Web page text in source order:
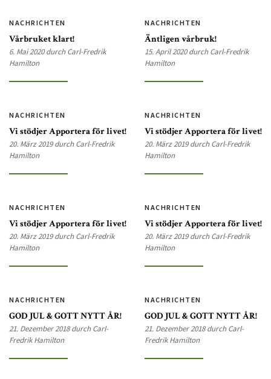
NACHRICHTEN
Vårbruket klart!
6. Mai 2020 durch Carl-Fredrik
Hamilton
NACHRICHTEN
Äntligen vårbruk!
15. April 2020 durch Carl-Fredrik
Hamilton
NACHRICHTEN
Vi stödjer Apportera för livet!
20. März 2019 durch Carl-Fredrik
Hamilton
NACHRICHTEN
Vi stödjer Apportera för livet!
20. März 2019 durch Carl-Fredrik
Hamilton
NACHRICHTEN
Vi stödjer Apportera för livet!
20. März 2019 durch Carl-Fredrik
Hamilton
NACHRICHTEN
Vi stödjer Apportera för livet!
20. März 2019 durch Carl-Fredrik
Hamilton
NACHRICHTEN
GOD JUL & GOTT NYTT ÅR!
21. Dezember 2018 durch Carl-
Fredrik Hamilton
NACHRICHTEN
GOD JUL & GOTT NYTT ÅR!
21. Dezember 2018 durch Carl-
Fredrik Hamilton